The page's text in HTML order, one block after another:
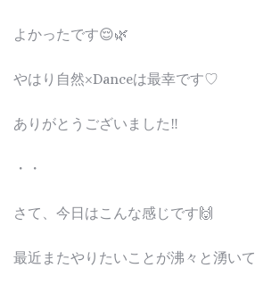
よかったです😌🌿
やはり自然×Danceは最幸です♡
ありがとうございました‼︎
・・
さて、今日はこんな感じです🙌
最近またやりたいことが沸々と湧いて